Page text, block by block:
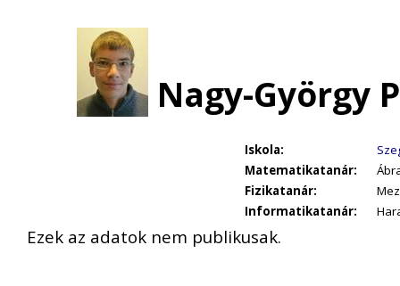
Nagy-György
Iskola:
Matematikatanár:
Fizikatanár:
Informatikatanár:
Ezek az adatok nem publikusak.